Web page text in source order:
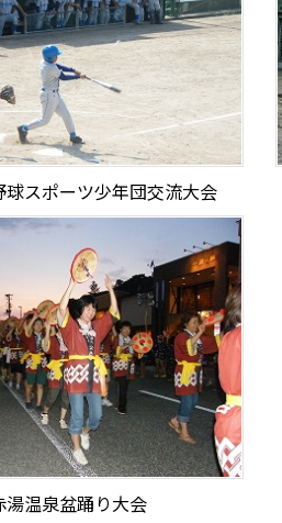
球スポーツ少年団交流大会
湯温泉盆踊り大会